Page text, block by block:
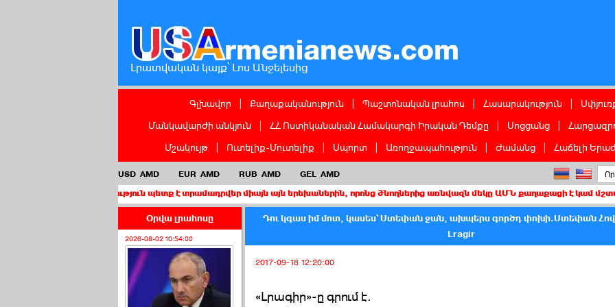
Լրատվական կայք՝ Լոս Անջելեսից
Գլխավոր Քաղաքականություն Պաշտոնական լրահոս Հասարակություն
Մանկավարժի անկյուն
ՀՀ Ոստիկանական Համակարգի Իրական Դեմքը Սոցցանց
Մշակույթ
Ուտելիք-Մուտելիք Սպորտ Առողջապահություն Ժամանց Հաճելի
USD AMD EUR AMD RUB AMD GEL AMD
քաղաքացիություն պետք է տրամադրվեր միայն այն երեխաներին, որոնց ծնողներից առնվազն մեկը ԱՄՆ քաղաքացի է կամ մշտական բնակիչ
Օրվա լրահոսը
2026-08-02 10:54:00
Դու կգաս իմ մոտ, կասես՝ Ստեփան ջան, ախպերս գործդ փոխի.Ստեփան
Lragir
2017-09-18 12:20:00
«Լրագիր»-ը գրում է.